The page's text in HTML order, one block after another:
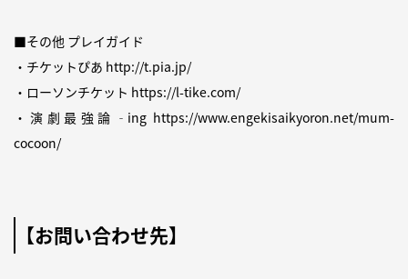
■その他 プレイガイド
・チケットぴあ http://t.pia.jp/
・ローソンチケット https://l-tike.com/
・演劇最強論‐ing https://www.engekisaikyoron.net/mum-
cocoon/
【お問い合わせ先】